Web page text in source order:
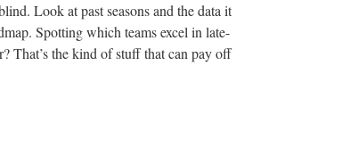
Look at past seasons and the data it
Spotting which teams excel in late-
That’s the kind of stuff that can pay off